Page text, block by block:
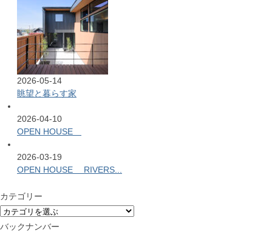
2026-05-14
眺望と暮らす家
2026-04-10
OPEN HOUSE
2026-03-19
OPEN HOUSE RIVERS...
カテゴリー
バックナンバー